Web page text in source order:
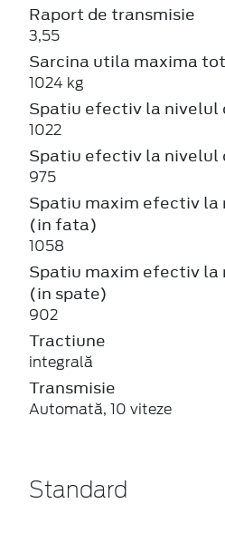
Raport de transmisie
3,55
Sarcina utila maxima
1024 kg
Spatiu efectiv la
1022
Spatiu efectiv la nivelul
975
Spatiu maxim efectiv
(in fata)
1058
Spatiu maxim efectiv
(in spate)
902
Tractiune
integrală
Transmisie
Automată, 10 viteze
Standard